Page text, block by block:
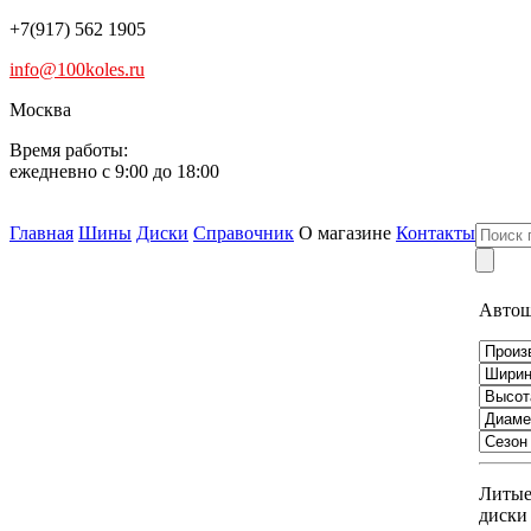
+7(917) 562 1905
info@100koles.ru
Москва
Время работы:
ежедневно с 9:00 до 18:00
Главная Шины Диски Справочник О магазине Контакты
Литые
диски